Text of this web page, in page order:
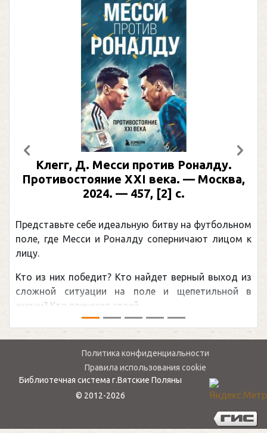
Клегг, Д. Месси против Роналду.
Противостояние XXI века. — Москва,
2024. — 457, [2] с.
Представьте себе идеальную битву на футбольном
поле, где Месси и Роналду соперничают лицом к
лицу.
Кто из них победит? Кто найдет верный выход из
сложной ситуации на поле и щепетильной в
жизни? Кто принесет своей ...
Предыдущий
Политика конфиденциальности
Правила использования cookie
Библиотечная система г.Вятские Поляны
© 2012-2026